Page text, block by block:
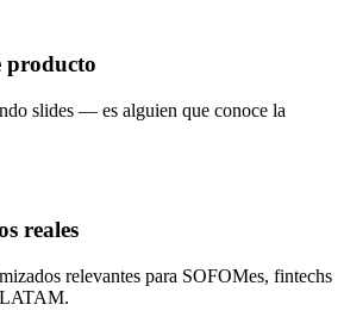
producto
slides — es alguien que conoce la
reales
relevantes para SOFOMes, fintechs
LATAM.